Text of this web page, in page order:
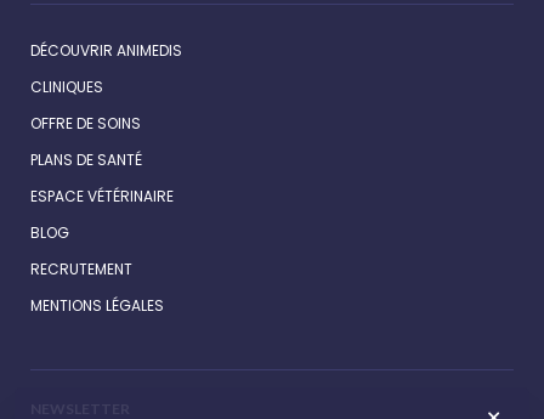
DÉCOUVRIR ANIMEDIS
CLINIQUES
OFFRE DE SOINS
PLANS DE SANTÉ
ESPACE VÉTÉRINAIRE
BLOG
RECRUTEMENT
MENTIONS LÉGALES